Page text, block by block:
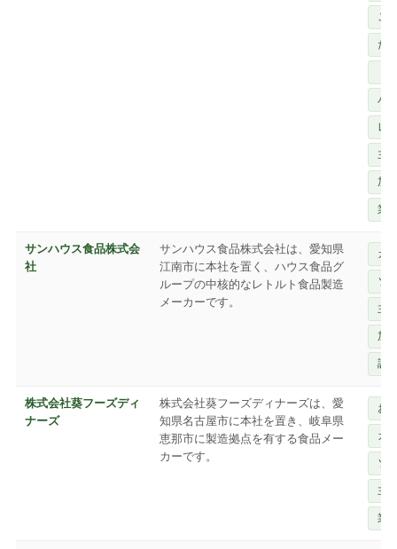
ご
だ
パ
レ
主
加
業
サンハウス食品株式会
社
サンハウス食品株式会社は、愛知県
江南市に本社を置く、ハウス食品グ
ループの中核的なレトルト食品製造
メーカーです。
カ
ソ
主
加
調
株式会社葵フーズディ
ナーズ
株式会社葵フーズディナーズは、愛
知県名古屋市に本社を置き、岐阜県
恵那市に製造拠点を有する食品メー
カーです。
お
カ
ソ
主
業